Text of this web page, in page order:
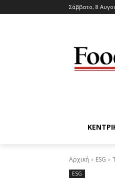
Σάββατο, 8
Αρχική ESG
ESG